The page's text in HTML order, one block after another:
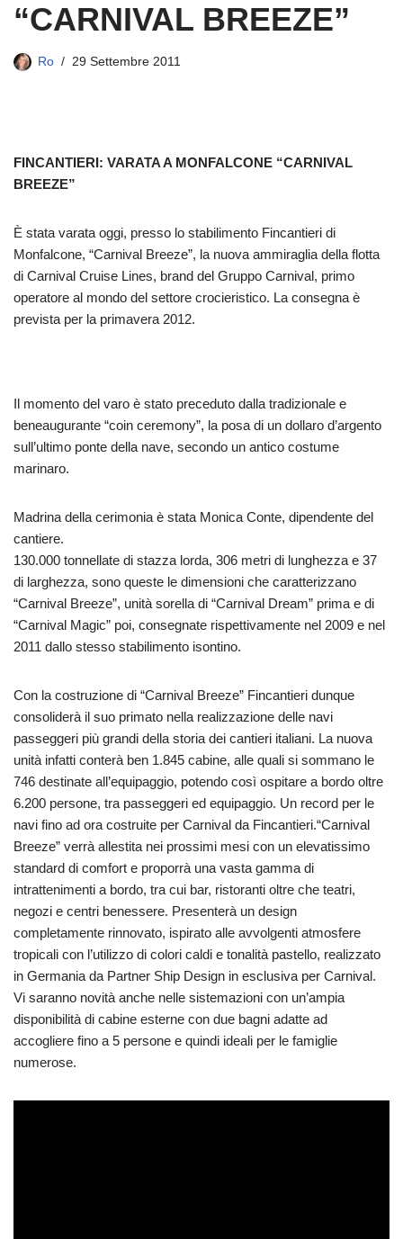
“CARNIVAL BREEZE”
Ro 29 Settembre 2011
FINCANTIERI: VARATA A MONFALCONE “CARNIVAL
BREEZE”
È stata varata oggi, presso lo stabilimento Fincantieri di
Monfalcone, “Carnival Breeze”, la nuova ammiraglia della flotta
di Carnival Cruise Lines, brand del Gruppo Carnival, primo
operatore al mondo del settore crocieristico. La consegna è
prevista per la primavera 2012.
Il momento del varo è stato preceduto dalla tradizionale e
beneaugurante “coin ceremony”, la posa di un dollaro d’argento
sull’ultimo ponte della nave, secondo un antico costume
marinaro.
Madrina della cerimonia è stata Monica Conte, dipendente del
cantiere.
130.000 tonnellate di stazza lorda, 306 metri di lunghezza e 37
di larghezza, sono queste le dimensioni che caratterizzano
“Carnival Breeze”, unità sorella di “Carnival Dream” prima e di
“Carnival Magic” poi, consegnate rispettivamente nel 2009 e nel
2011 dallo stesso stabilimento isontino.
Con la costruzione di “Carnival Breeze” Fincantieri dunque
consoliderà il suo primato nella realizzazione delle navi
passeggeri più grandi della storia dei cantieri italiani. La nuova
unità infatti conterà ben 1.845 cabine, alle quali si sommano le
746 destinate all’equipaggio, potendo così ospitare a bordo oltre
6.200 persone, tra passeggeri ed equipaggio. Un record per le
navi fino ad ora costruite per Carnival da Fincantieri.“Carnival
Breeze” verrà allestita nei prossimi mesi con un elevatissimo
standard di comfort e proporrà una vasta gamma di
intrattenimenti a bordo, tra cui bar, ristoranti oltre che teatri,
negozi e centri benessere. Presenterà un design
completamente rinnovato, ispirato alle avvolgenti atmosfere
tropicali con l’utilizzo di colori caldi e tonalità pastello, realizzato
in Germania da Partner Ship Design in esclusiva per Carnival.
Vi saranno novità anche nelle sistemazioni con un’ampia
disponibilità di cabine esterne con due bagni adatte ad
accogliere fino a 5 persone e quindi ideali per le famiglie
numerose.